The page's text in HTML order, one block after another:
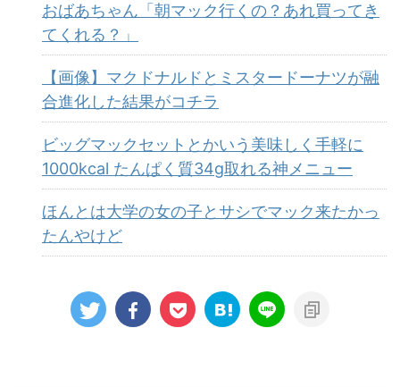
おばあちゃん「朝マック行くの？あれ買ってき
てくれる？」
【画像】マクドナルドとミスタードーナツが融
合進化した結果がコチラ
ビッグマックセットとかいう美味しく手軽に
1000kcal たんぱく質34g取れる神メニュー
ほんとは大学の女の子とサシでマック来たかっ
たんやけど